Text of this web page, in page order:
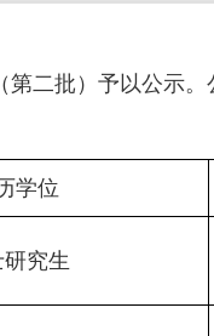
二批）予以公示
学位
究生